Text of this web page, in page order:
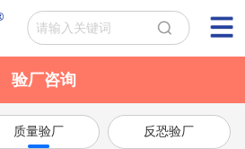
验厂咨询
质量验厂 反恐验厂